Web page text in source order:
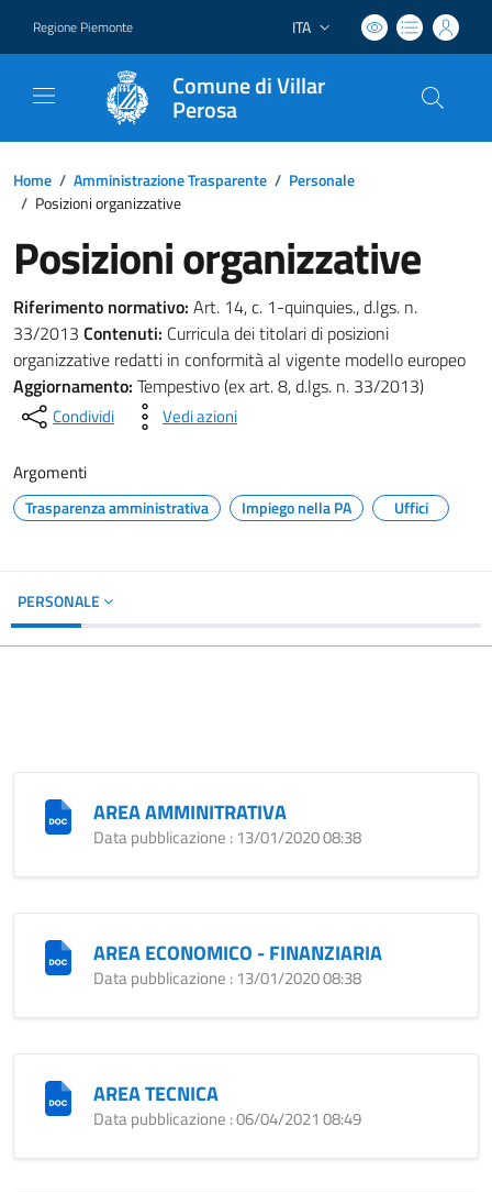
Regione Piemonte Lingua attiva:
ITA
Comune di Villar
Perosa
Home / Amministrazione Trasparente / Personale
/ Posizioni organizzative
Posizioni organizzative
Riferimento normativo: Art. 14, c. 1-quinquies., d.lgs. n.
33/2013 Contenuti: Curricula dei titolari di posizioni
organizzative redatti in conformità al vigente modello europeo
Aggiornamento: Tempestivo (ex art. 8, d.lgs. n. 33/2013)
Condividi Vedi azioni
Argomenti
Trasparenza amministrativa Impiego nella PA Uffici
PERSONALE
AREA AMMINITRATIVA
Data pubblicazione : 13/01/2020 08:38
AREA ECONOMICO - FINANZIARIA
Data pubblicazione : 13/01/2020 08:38
AREA TECNICA
Data pubblicazione : 06/04/2021 08:49